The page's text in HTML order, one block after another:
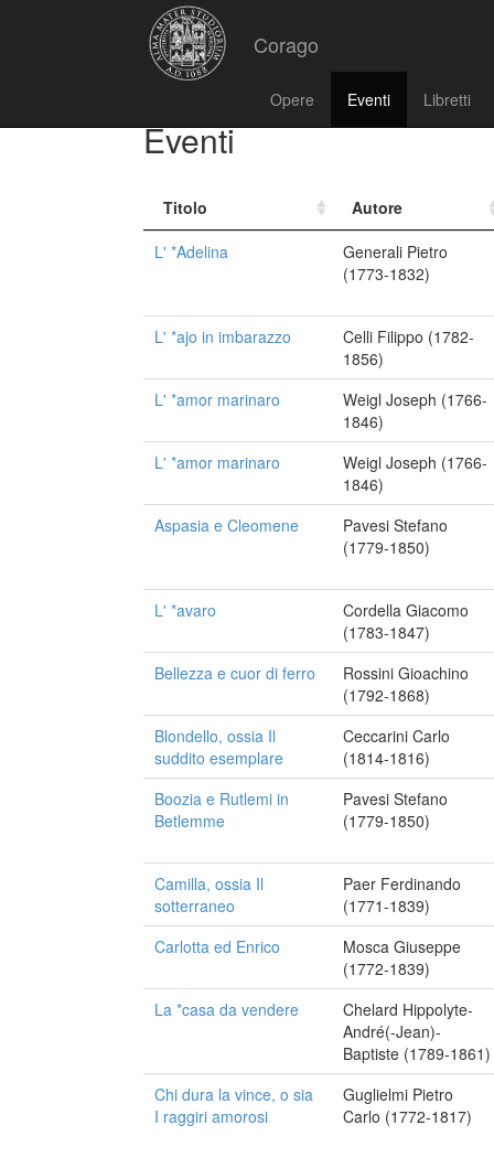
Corago
Opere Eventi Libretti
Eventi
Titolo
Autore
L' *Adelina
Generali Pietro
(1773-1832)
L' *ajo in imbarazzo
Celli Filippo (1782-
1856)
L' *amor marinaro
Weigl Joseph (1766-
1846)
L' *amor marinaro
Weigl Joseph (1766-
1846)
Aspasia e Cleomene
Pavesi Stefano
(1779-1850)
L' *avaro
Cordella Giacomo
(1783-1847)
Bellezza e cuor di ferro
Rossini Gioachino
(1792-1868)
Blondello, ossia Il
suddito esemplare
Ceccarini Carlo
(1814-1816)
Boozia e Rutlemi in
Betlemme
Pavesi Stefano
(1779-1850)
Camilla, ossia Il
sotterraneo
Paer Ferdinando
(1771-1839)
Carlotta ed Enrico
Mosca Giuseppe
(1772-1839)
La *casa da vendere
Chelard Hippolyte-
André(-Jean)-
Baptiste (1789-1861)
Chi dura la vince, o sia
I raggiri amorosi
Guglielmi Pietro
Carlo (1772-1817)